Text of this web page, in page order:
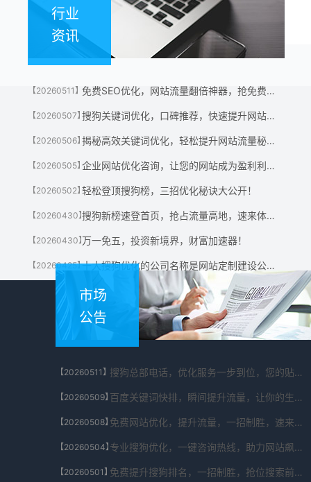
行业
资讯
【20260511】 免费SEO优化，网站流量翻倍神器，抢免费名额！
【20260507】 搜狗关键词优化，口碑推荐，快速提升网站流量神器！
【20260506】 揭秘高效关键词优化，轻松提升网站流量秘诀！
【20260505】 企业网站优化咨询，让您的网站成为盈利利器！
【20260502】轻松登顶搜狗榜，三招优化秘诀大公开！
【20260430】 搜狗新榜速登首页，抢占流量高地，速来体验！
【20260430】万一免五，投资新境界，财富加速器！
【20260425】 十大搜狗优化的公司名称是网站定制建设公司有哪些?
市场
公告
【20260511】 搜狗总部电话，优化服务一步到位，您的贴心助手！
【20260509】 百度关键词快排，瞬间提升流量，让你的生意翻倍！
【20260508】 免费网站优化，提升流量，一招制胜，速来体验！
【20260504】 专业搜狗优化，一键咨询热线，助力网站飙升！
【20260501】 免费提升搜狗排名，一招制胜，抢位搜索前列！